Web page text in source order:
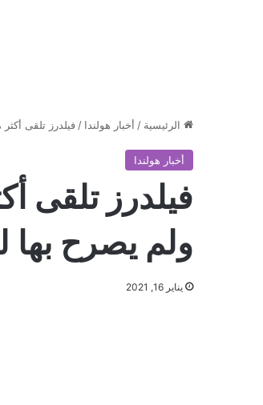
الرئيسية / أخبار هولندا / فيلدرز تلقى أكثر من 175 ألف يورو كتبرعات ولم يصرح
أخبار هولندا
ولم يصرح بها
يناير 16, 2021